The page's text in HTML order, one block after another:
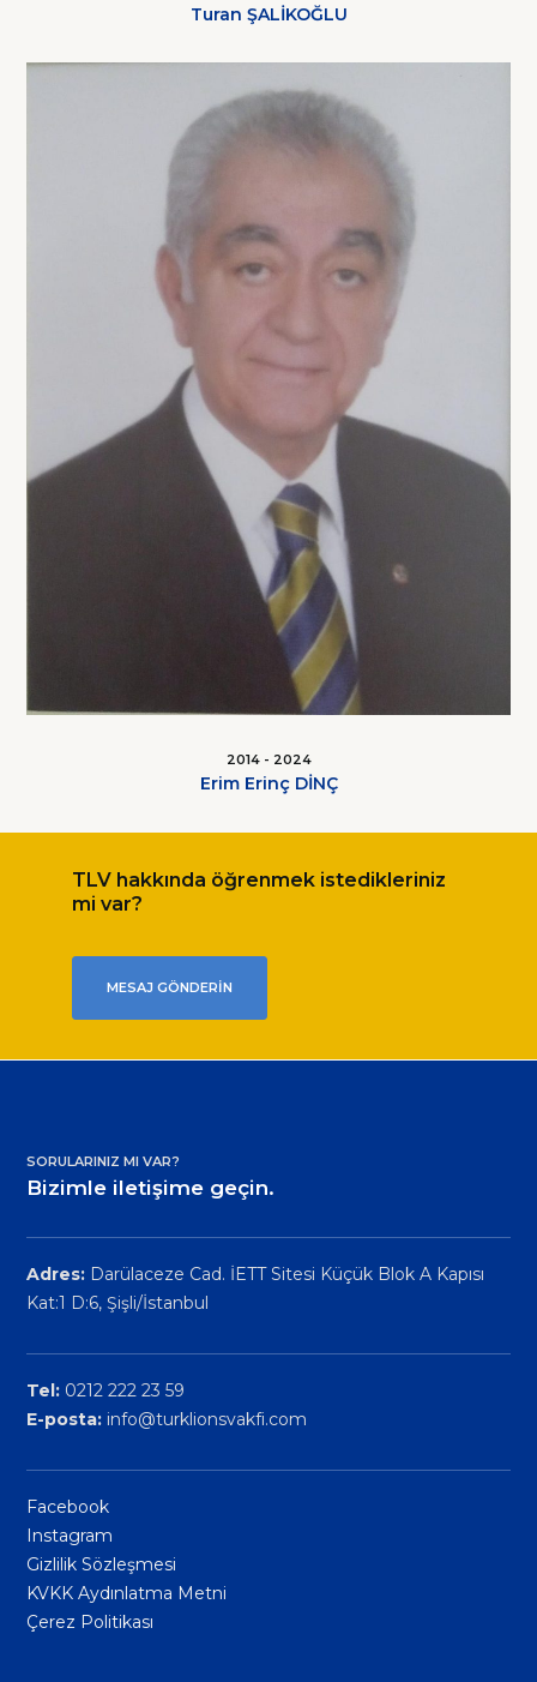
Turan ŞALİKOĞLU
2014 - 2024
Erim Erinç DİNÇ
TLV hakkında öğrenmek istedikleriniz
mi var?
MESAJ GÖNDERIN
SORULARINIZ MI VAR?
Bizimle iletişime geçin.
Adres: Darülaceze Cad. İETT Sitesi Küçük Blok A Kapısı
Kat:1 D:6, Şişli/İstanbul
Tel: 0212 222 23 59
E-posta: info@turklionsvakfi.com
Facebook
Instagram
Gizlilik Sözleşmesi
KVKK Aydınlatma Metni
Çerez Politikası